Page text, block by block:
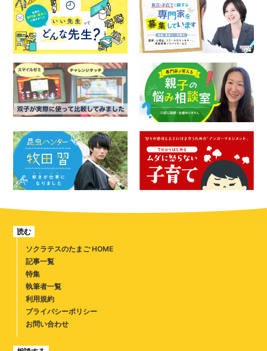
読む
ソクラテスのたまご HOME
記事一覧
特集
執筆者一覧
利用規約
プライバシーポリシー
お問い合わせ